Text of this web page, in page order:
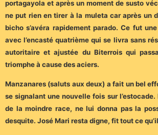
portagayola et après un moment de susto
ne put rien en tirer à la muleta car après un
bicho s’avéra rapidement parado. Ce fut
avec l’encasté quatrième qui se livra sans
autoritaire et ajustée du Biterrois qui
triomphe à cause des aciers.
Manzanares (saluts aux deux) a fait un bel
se signalant une nouvelle fois sur
de la moindre race, ne lui donna pas la
desquite. José Mari resta digne, fit tout ce